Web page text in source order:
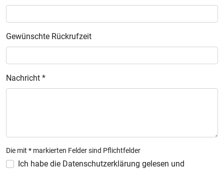
Gewünschte Rückrufzeit
Nachricht *
Die mit * markierten Felder sind Pflichtfelder
Ich habe die Datenschutzerklärung gelesen und